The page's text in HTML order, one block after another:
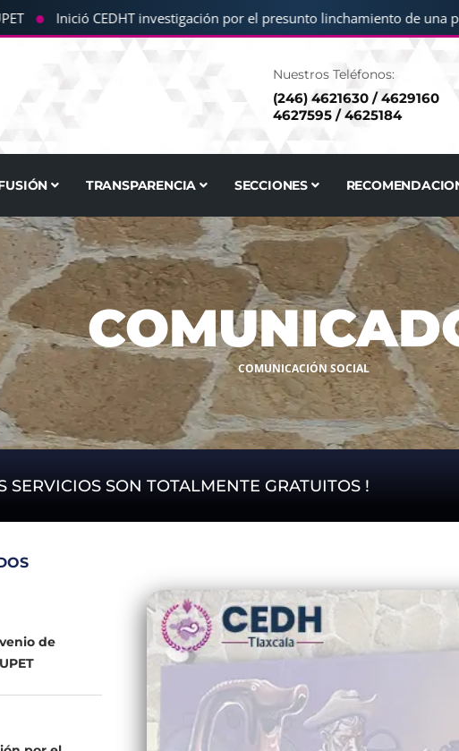
● Inició CEDHT investigación por el presunto linchamiento de una
Nuestros Teléfonos:
(246) 4621630 / 4629160
4627595 / 4625184
TRANSPARENCIA SECCIONES
COMUNICACIÓN SOCIAL
SERVICIOS SON TOTALMENTE GRATUITOS !
de